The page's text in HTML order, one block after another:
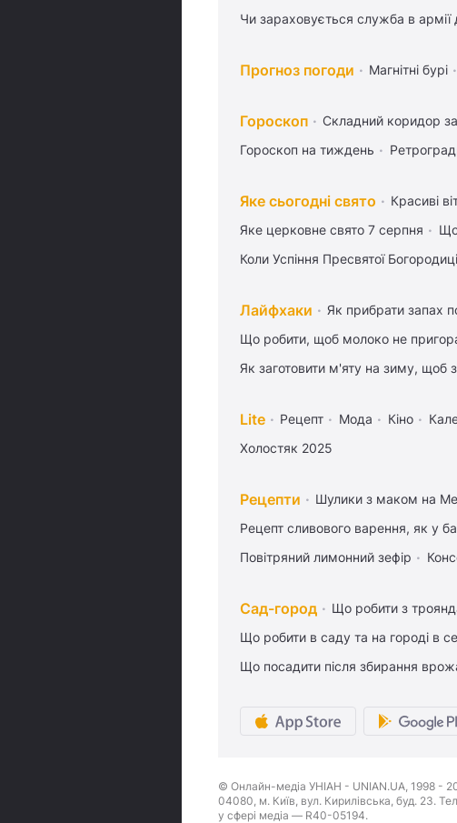
Чи зараховується служба в
Прогноз погоди Магнітні бурі
Гороскоп Складний коридор
Гороскоп на тиждень
Яке сьогодні свято Красиві
Яке церковне свято 7 серпня
Коли Успіння Пресвятої Богородиці
Лайфхаки Як прибрати запах
Що робити, щоб молоко не
Як заготовити м'яту на зиму, щоб
Lite Рецепт Мода Кіно
Холостяк 2025
Рецепти Шулики з маком на
Рецепт сливового варення, як у
Повітряний лимонний зефір
Сад-город Що робити з
Що робити в саду та на городі в
Що посадити після збирання
© Онлайн-медіа УНІАН - UNIAN.UA, 1998 -
04080, м. Київ, вул. Кирилівська, буд. 23.
у сфері медіа — R40-05194.